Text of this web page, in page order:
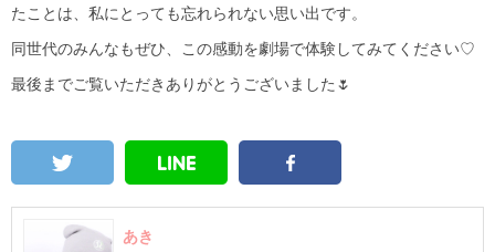
たことは、私にとっても忘れられない思い出です。
同世代のみんなもぜひ、この感動を劇場で体験してみてください♡
最後までご覧いただきありがとうございました🌷
あき